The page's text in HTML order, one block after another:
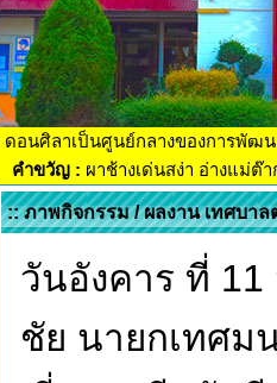
ดอนศิลาเป็นศูนย์กลางของการพัฒ
คำขวัญ : ผาช้างเด่นสง่า อ่างแม่ต๊
:: ภาพกิจกรรม / ผลงาน เทศบา
วันอังคาร ที่
ชัย นายกเทศม